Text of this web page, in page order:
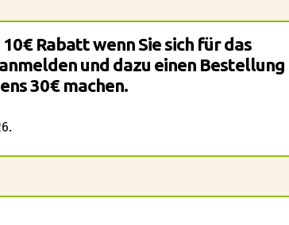
Rabatt wenn Sie sich für das
und dazu einen Bestellung
30€ machen.